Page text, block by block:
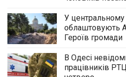
У центральному
облаштовують
Героїв громади
В Одесі
працівників